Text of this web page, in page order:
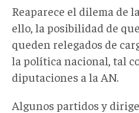
Reaparece el dilema de
ello, la posibilidad de
queden relegados de
la política nacional, tal
diputaciones a la AN.
Algunos partidos y